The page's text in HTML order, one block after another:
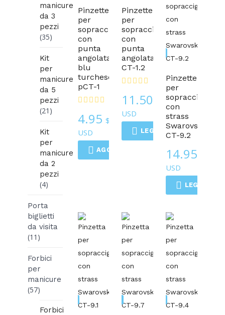
manicure
da 3
pezzi
(35)
Kit
per
manicure
da 5
pezzi
(21)
Kit
per
manicure
da 2
pezzi
(4)
Porta
biglietti
da visita
(11)
Forbici
per
manicure
(57)
Forbici
Pinzette
per
sopracciglia
con
punta
angolata,
blu
turchese
pCT-1
4.95 $
USD
AGGIUNGI AL CARRELLO
Pinzette
per
sopracciglia
con
punta
angolata
CT-1.2
11.50
USD
LEGGI DI PIÙ
Pinzette
Pinzette
per
sopracciglia
con
strass
Swarovski
CT-9.2
14.95
USD
LEGGI DI